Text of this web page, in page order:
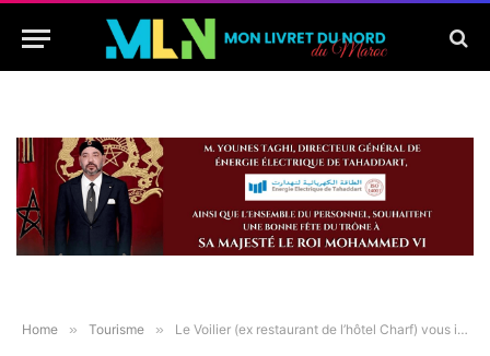
Home » Tourisme » Le Voilier (ex restaurant de l’hôtel Charf) vous invite à découvrir son nouveau look et ses nouvelles saveurs